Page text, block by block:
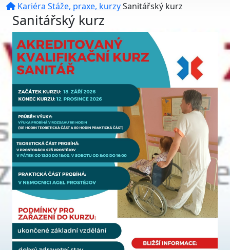
Kariéra Stáže, praxe, kurzySanitářský kurz
Sanitářský kurz